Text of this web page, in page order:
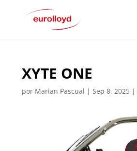
XYTE ONE
por Marian Pascual | Sep 8, 2025|